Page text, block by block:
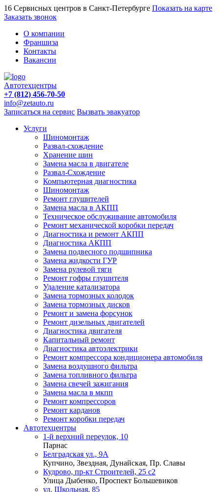
16 Сервисных центров в Санкт-Петербурге Показать на карте
Заказать звонок
О компании
Франшиза
Контакты
Вакансии
Автотехцентры
+7 (812) 456-70-50
info@zetauto.ru
Записаться на сервис Вызвать эвакуатор
Услуги
Шиномонтаж
Развал-схождение
Хранение шин
Замена масла в двигателе
Развал-Схождение
Компьютерная диагностика
Шиномонтаж
Ремонт глушителей
Замена масла в АКПП
Техническое обслуживание автомобиля
Ремонт механической коробки передач
Диагностика и ремонт АКПП
Диагностика АКПП
Замена подвесного подшипника
Замена жидкости ГУР
Замена рулевой тяги
Ремонт гофры глушителя
Удаление катализатора
Замена тормозных колодок
Замена тормозных дисков
Ремонт и замена форсунок
Ремонт дизельных двигателей
Диагностика двигателя
Капитальный ремонт
Диагностика автоэлектрики
Ремонт компрессора кондиционера автомобиля
Замена воздушного фильтра
Замена топливного фильтра
Замена свечей зажигания
Замена масла в мкпп
Ремонт компрессоров
Ремонт карданов
Ремонт коробки передач
Автотехцентры
1-й верхний переулок, 10
Парнас
Белградская ул., 9А
Купчино, Звездная, Дунайская, Пр. Славы
Кудрово, пр-кт Строителей, 25 с2
Улица Дыбенко, Проспект Большевиков
ул. Школьная, 85